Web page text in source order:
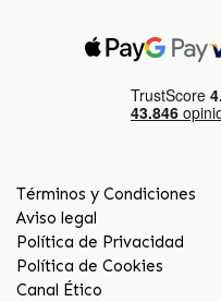
Términos y Condiciones
Aviso legal
Política de Privacidad
Política de Cookies
Canal Ético